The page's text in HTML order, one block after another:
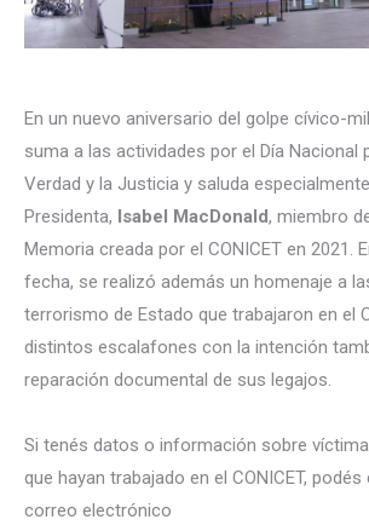
En un nuevo aniversario del golpe cívico-
suma a las actividades por el Día Nacional
Verdad y la Justicia y saluda
Presidenta, Isabel MacDonald, miembro
Memoria creada por el CONICET en 2021.
fecha, se realizó además un homenaje a
terrorismo de Estado que trabajaron en el
distintos escalafones con la intención
reparación documental de sus legajos.
Si tenés datos o información sobre
que hayan trabajado en el CONICET,
correo electrónico